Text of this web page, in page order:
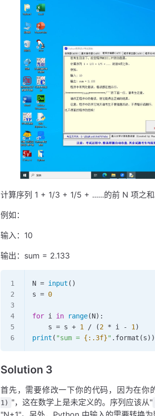
计算序列 1 + 1/3 + 1/5 + ......的前 N 项之和
例如：
输入：10
输出：sum = 2.133
N = input ()
s = 0
for i in range(N):
    s
= s + 1 / (2 * i - 1 )
print ( "sum = { :.3f}" . format (s))
Solution 3
首先，需要修改一下你的代码，因为在
1) "，这在数学上是未定义的。序列应该从"